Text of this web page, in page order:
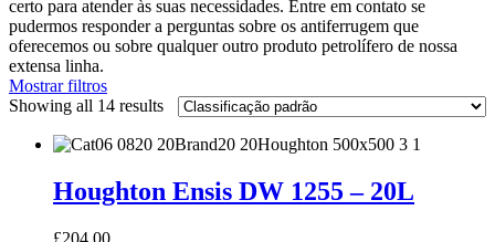
certo para atender às suas necessidades. Entre em contato se
pudermos responder a perguntas sobre os antiferrugem que
oferecemos ou sobre qualquer outro produto petrolífero de nossa
extensa linha.
Mostrar filtros
Showing all 14 results
Houghton Ensis DW 1255 – 20L
£204.00